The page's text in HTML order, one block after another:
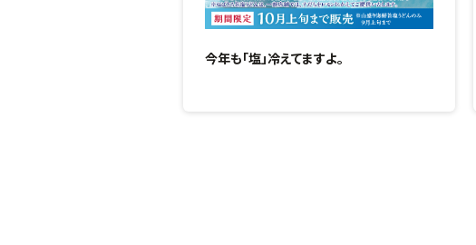
今年も「塩」冷えてますよ。